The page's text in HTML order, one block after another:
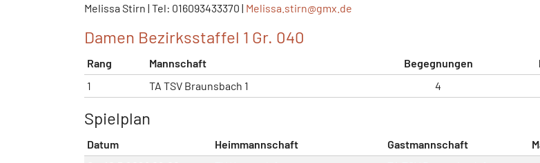
Melissa Stirn | Tel: 016093433370 | Melissa.stirn@gmx.de
Damen Bezirksstaffel 1 Gr. 040
Rang Mannschaft Begegnungen
1
TA TSV Braunsbach 1 4
Spielplan
Datum Heimmannschaft Gastmannschaft